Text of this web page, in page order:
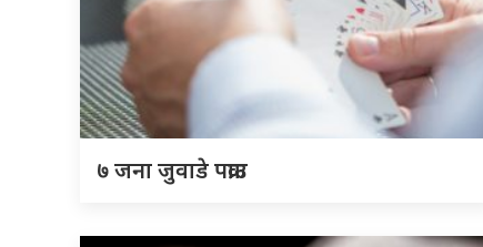
७ जना जुवाडे पक्राउ